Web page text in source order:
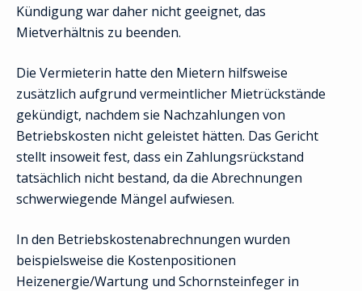
Kündigung war daher nicht geeignet, das
Mietverhältnis zu beenden.
Die Vermieterin hatte den Mietern hilfsweise
zusätzlich aufgrund vermeintlicher Mietrückstände
gekündigt, nachdem sie Nachzahlungen von
Betriebskosten nicht geleistet hätten. Das Gericht
stellt insoweit fest, dass ein Zahlungsrückstand
tatsächlich nicht bestand, da die Abrechnungen
schwerwiegende Mängel aufwiesen.
In den Betriebskostenabrechnungen wurden
beispielsweise die Kostenpositionen
Heizenergie/Wartung und Schornsteinfeger in